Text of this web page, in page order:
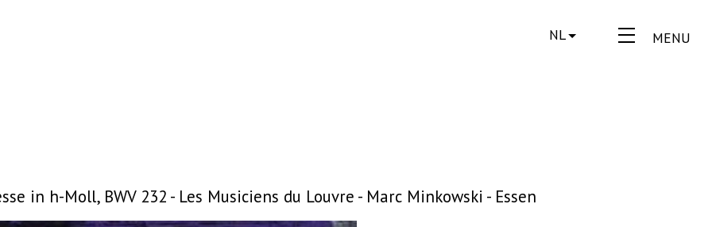
MENU
NL
in h-Moll, BWV 232 - Les Musiciens du Louvre - Marc Minkowski - Essen